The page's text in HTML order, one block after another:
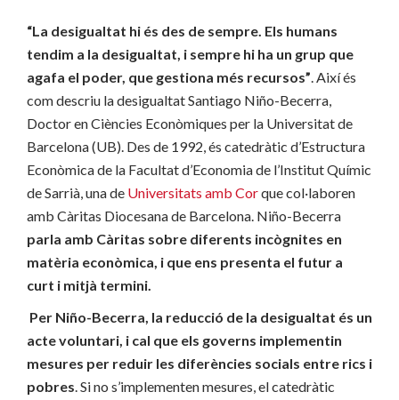
“La desigualtat hi és des de sempre. Els humans
tendim a la desigualtat, i sempre hi ha un grup que
agafa el poder, que gestiona més recursos”. Així és
com descriu la desigualtat Santiago Niño-Becerra,
Doctor en Ciències Econòmiques per la Universitat de
Barcelona (UB). Des de 1992, és catedràtic d’Estructura
Econòmica de la Facultat d’Economia de l’Institut Químic
de Sarrià, una de Universitats amb Corque col·laboren
amb Càritas Diocesana de Barcelona. Niño-Becerra
parla amb Càritas sobre diferents incògnites en
matèria econòmica, i que ens presenta el futur a
curt i mitjà termini.
Per Niño-Becerra, la reducció de la desigualtat és un
acte voluntari, i cal que els governs implementin
mesures per reduir les diferències socials entre rics i
pobres. Si no s’implementen mesures, el catedràtic